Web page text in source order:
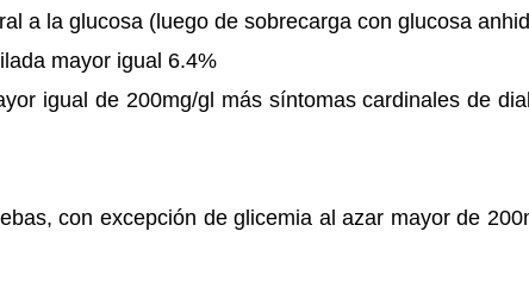
a la glucosa (luego de sobrecarga con glucosa
mayor igual 6.4%
igual de 200mg/gl más síntomas cardinales de
con excepción de glicemia al azar mayor de